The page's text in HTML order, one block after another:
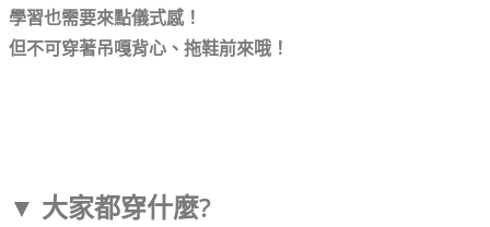
學習也需要來點儀式感！
但不可穿著吊嘎背心、拖鞋前來哦！
▼ 大家都穿什麼?